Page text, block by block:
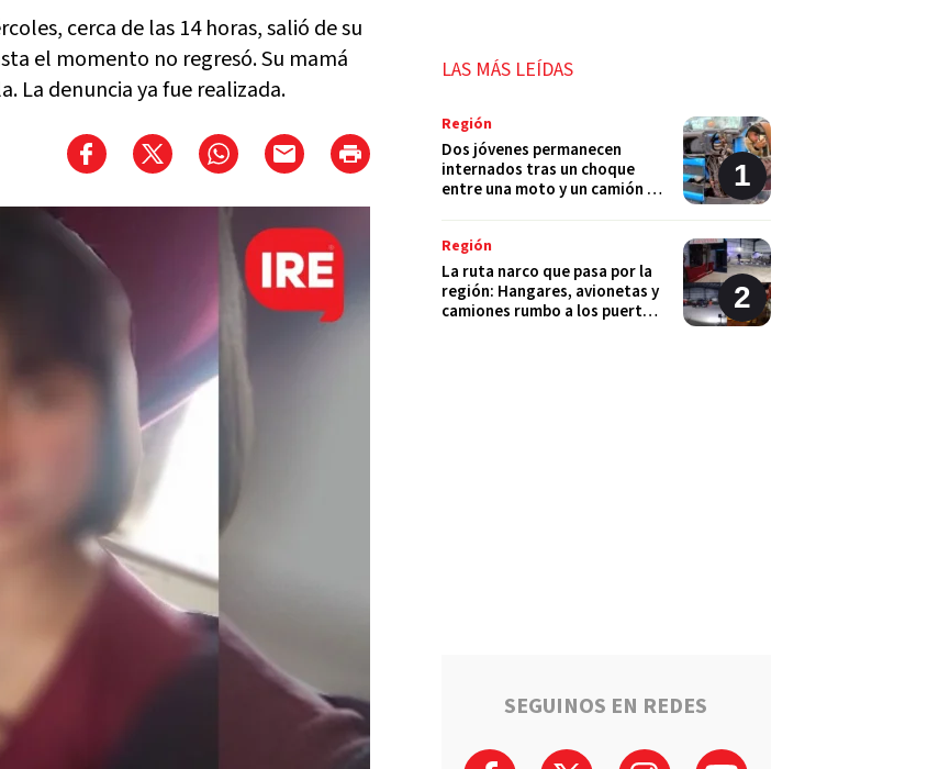
cerca de las 14 horas, salió de su
el momento no regresó. Su mamá
La denuncia ya fue realizada.
LAS MÁS LEÍDAS
Región
Dos jóvenes permanecen
internados tras un choque
entre una moto y un camión en
Región
La ruta narco que pasa por la
región: Hangares, avionetas y
camiones rumbo a los puertos
en Luis PalaciosSEGUINOS EN REDES